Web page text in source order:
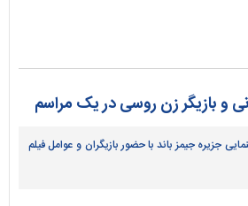
و بازیگر زن روسی در یک مراسم
جزیره جیمز باند با حضور بازیگران و عوامل فیلم